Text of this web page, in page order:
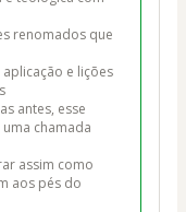
renomados que
e lições
antes, esse
chamada
assim como
aos pés do